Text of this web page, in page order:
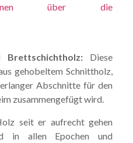
über die
Brettschichtholz: Diese
gehobeltem Schnittholz,
Abschnitte für den
zusammengefügt wird.
seit er aufrecht gehen
in allen Epochen und